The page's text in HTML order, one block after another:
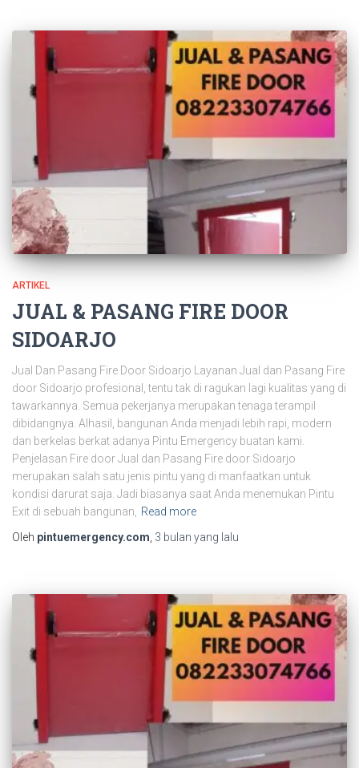
ARTIKEL
JUAL & PASANG FIRE DOOR
SIDOARJO
Jual Dan Pasang Fire Door Sidoarjo Layanan Jual dan Pasang Fire
door Sidoarjo profesional, tentu tak di ragukan lagi kualitas yang di
tawarkannya. Semua pekerjanya merupakan tenaga terampil
dibidangnya. Alhasil, bangunan Anda menjadi lebih rapi, modern
dan berkelas berkat adanya Pintu Emergency buatan kami.
Penjelasan Fire door Jual dan Pasang Fire door Sidoarjo
merupakan salah satu jenis pintu yang di manfaatkan untuk
kondisi darurat saja. Jadi biasanya saat Anda menemukan Pintu
Exit di sebuah bangunan,
Read more
Oleh pintuemergency.com 3 bulan yang lalu